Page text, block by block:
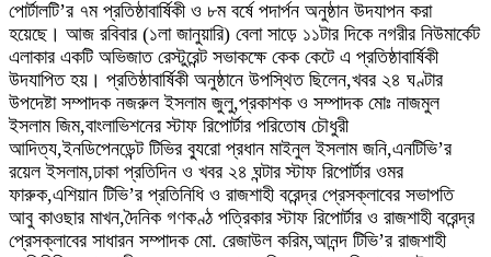
পোর্টালটি’র ৭ম প্রতিষ্ঠাবার্ষিকী ও ৮ম বর্ষে পদার্পন অনুষ্ঠান উদযাপন করা
হয়েছে। আজ রবিবার (১লা জানুয়ারি) বেলা সাড়ে ১১টার দিকে নগরীর নিউমার্কেট
এলাকার একটি অভিজাত রেস্টুরেন্ট সভাকক্ষে কেক কেটে এ প্রতিষ্ঠাবার্ষিকী
উদযাপিত হয়। প্রতিষ্ঠাবার্ষিকী অনুষ্ঠানে উপস্থিত ছিলেন,খবর ২৪ ঘণ্টার
উপদেষ্টা সম্পাদক নজরুল ইসলাম জুলু,প্রকাশক ও সম্পাদক মোঃ নাজমুল
ইসলাম জিম,বাংলাভিশনের স্টাফ রিপোর্টার পরিতোষ চৌধুরী
আদিত্য,ইনডিপেনডেন্ট টিভির ব্যুরো প্রধান মাইনুল ইসলাম জনি,এনটিভি’র
রয়েল ইসলাম,ঢাকা প্রতিদিন ও খবর ২৪ ঘন্টার স্টাফ রিপোর্টার ওমর
ফারুক,এশিয়ান টিভি’র প্রতিনিধি ও রাজশাহী বরেন্দ্র প্রেসক্লাবের সভাপতি
আবু কাওছার মাখন,দৈনিক গণকণ্ঠ পত্রিকার স্টাফ রিপোর্টার ও রাজশাহী বরেন্দ্র
প্রেসক্লাবের সাধারন সম্পাদক মো. রেজাউল করিম,আনন্দ টিভি’র রাজশাহী